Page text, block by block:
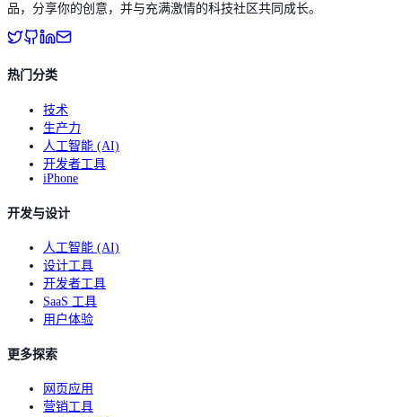
品，分享你的创意，并与充满激情的科技社区共同成长。
热门分类
技术
生产力
人工智能 (AI)
开发者工具
iPhone
开发与设计
人工智能 (AI)
设计工具
开发者工具
SaaS 工具
用户体验
更多探索
网页应用
营销工具